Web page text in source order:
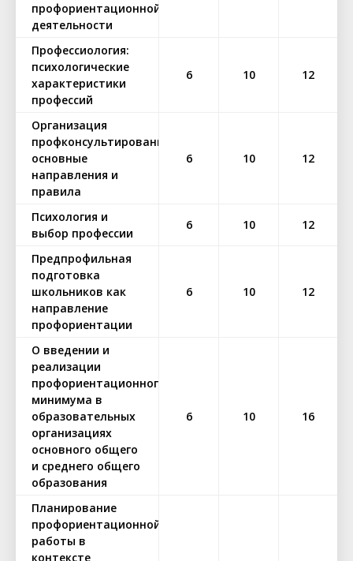
профориентационной
деятельности
Профессиология:
психологические
характеристики
профессий
6 10 12
Организация
профконсультирования:
основные
направления и
правила
6 10 12
Психология и
выбор профессии
6 10 12
Предпрофильная
подготовка
школьников как
направление
профориентации
6 10 12
О введении и
реализации
профориентационного
минимума в
образовательных
организациях
основного общего
и среднего общего
образования
6 10 16
Планирование
профориентационной
работы в
контексте